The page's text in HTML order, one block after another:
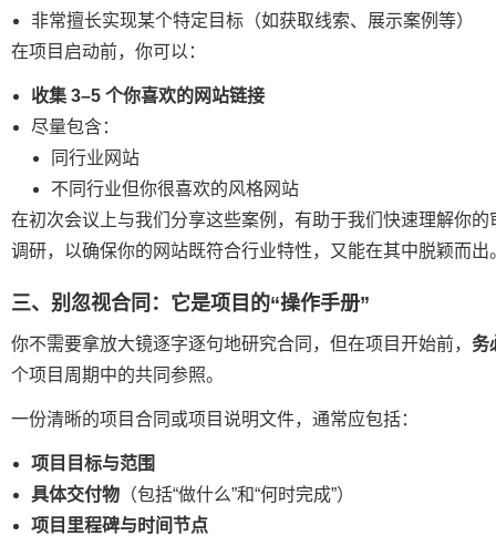
非常擅长实现某个特定目标（如获取线索、展示案例等）
在项目启动前，你可以：
收集 3–5 个你喜欢的网站链接
尽量包含：
同行业网站
不同行业但你很喜欢的风格网站
在初次会议上与我们分享这些案例，有助于我们快速理解你
调研，以确保你的网站既符合行业特性，又能在其中脱颖而出
三、别忽视合同：它是项目的“操作手册”
你不需要拿放大镜逐字逐句地研究合同，但在项目开始前， 务
个项目周期中的共同参照。
一份清晰的项目合同或项目说明文件，通常应包括：
项目目标与范围
具体交付物 （包括“做什么”和“何时完成”）
项目里程碑与时间节点